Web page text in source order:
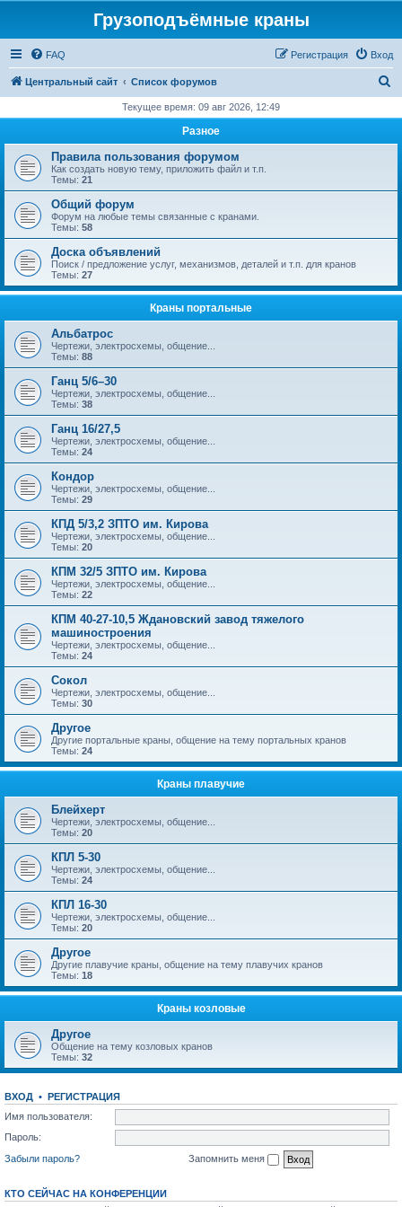
Грузоподъёмные краны
FAQ Вход
Регистрация
Центральный сайт Список форумов
с
Текущее время: 09 авг 2026, 12:49
Разное
Правила пользования форумом
Как создать новую тему, приложить файл и т.п.
Темы: 21
Общий форум
Форум на любые темы связанные с кранами.
Темы: 58
Доска объявлений
Поиск / предложение услуг, механизмов, деталей и т.п. для кранов
Темы: 27
Краны портальные
Альбатрос
Чертежи, электросхемы, общение...
Темы: 88
Ганц 5/6–30
Чертежи, электросхемы, общение...
Темы: 38
Ганц 16/27,5
Чертежи, электросхемы, общение...
Темы: 24
Кондор
Чертежи, электросхемы, общение...
Темы: 29
КПД 5/3,2 ЗПТО им. Кирова
Чертежи, электросхемы, общение...
Темы: 20
КПМ 32/5 ЗПТО им. Кирова
Чертежи, электросхемы, общение...
Темы: 22
КПМ 40-27-10,5 Ждановский завод тяжелого
машиностроения
Чертежи, электросхемы, общение...
Темы: 24
Сокол
Чертежи, электросхемы, общение...
Темы: 30
Другое
Другие портальные краны, общение на тему портальных кранов
Темы: 24
Краны плавучие
Блейхерт
Чертежи, электросхемы, общение...
Темы: 20
КПЛ 5-30
Чертежи, электросхемы, общение...
Темы: 24
КПЛ 16-30
Чертежи, электросхемы, общение...
Темы: 20
Другое
Другие плавучие краны, общение на тему плавучих кранов
Темы: 18
Краны козловые
Другое
Общение на тему козловых кранов
Темы: 32
ВХОД • РЕГИСТРАЦИЯ
Имя пользователя:
Пароль:
Забыли пароль?
Запомнить меня
КТО СЕЙЧАС НА КОНФЕРЕНЦИИ